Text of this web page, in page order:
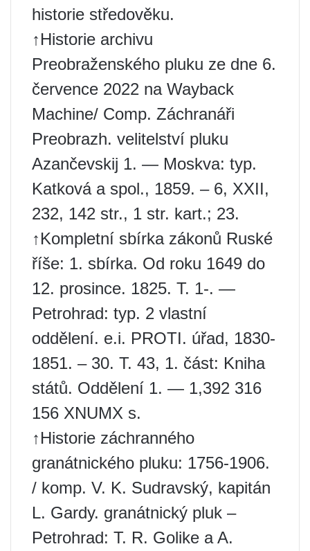
historie středověku.
↑Historie archivu
Preobraženského pluku ze dne 6.
července 2022 na Wayback
Machine/ Comp. Záchranáři
Preobrazh. velitelství pluku
Azančevskij 1. — Moskva: typ.
Katková a spol., 1859. – 6, XXII,
232, 142 str., 1 str. kart.; 23.
↑Kompletní sbírka zákonů Ruské
říše: 1. sbírka. Od roku 1649 do
12. prosince. 1825. T. 1-. —
Petrohrad: typ. 2 vlastní
oddělení. e.i. PROTI. úřad, 1830-
1851. – 30. T. 43, 1. část: Kniha
států. Oddělení 1. — 1,392 316
156 XNUMX s.
↑Historie záchranného
granátnického pluku: 1756-1906.
/ komp. V. K. Sudravský, kapitán
L. Gardy. granátnický pluk –
Petrohrad: T. R. Golike a A.